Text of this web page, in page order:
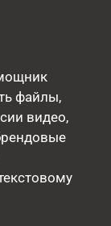
файлы,
видео,